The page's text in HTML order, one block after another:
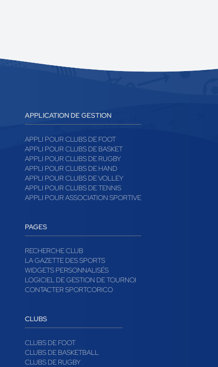
APPLICATION DE GESTION
APPLI POUR CLUBS DE FOOT
APPLI POUR CLUBS DE BASKET
APPLI POUR CLUBS DE RUGBY
APPLI POUR CLUBS DE HAND
APPLI POUR CLUBS DE VOLLEY
APPLI POUR CLUBS DE TENNIS
APPLI POUR ASSOCIATION SPORTIVE
PAGES
RECHERCHE CLUB
LA GAZETTE DES SPORTS
WIDGETS PERSONNALISÉS
LOGICIEL DE GESTION DE TOURNOI
CONTACTER SPORTCORICO
CLUBS
CLUBS DE FOOT
CLUBS DE BASKETBALL
CLUBS DE RUGBY